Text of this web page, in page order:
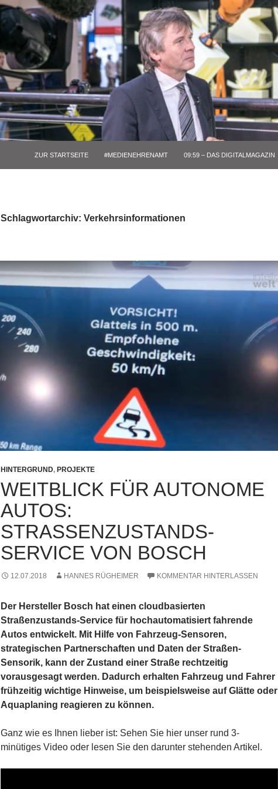
ZUR STARTSEITE #MEDIENEHRENAMT 09:59 – DAS DIGITALMAGAZIN
Schlagwortarchiv: Verkehrsinformationen
HINTERGRUND, PROJEKTE
WEITBLICK FÜR AUTONOME
AUTOS:
STRASSENZUSTANDS-S
ERVICE VON BOSCH
12.07.2018 HANNES RÜGHEIMER KOMMENTAR HINTERLASSEN
Der Hersteller Bosch hat einen cloudbasierten
Straßenzustands-Service für hochautomatisiert fahrende
Autos entwickelt. Mit Hilfe von Fahrzeug-Sensoren,
strategischen Partnerschaften und Daten der Straßen-
Sensorik, kann der Zustand einer Straße rechtzeitig
vorausgesagt werden. Dadurch erhalten Fahrzeug und Fahrer
frühzeitig wichtige Hinweise, um beispielsweise auf Glätte oder
Aquaplaning reagieren zu können.
Ganz wie es Ihnen lieber ist: Sehen Sie hier unser rund 3-
minütiges Video oder lesen Sie den darunter stehenden Artikel.